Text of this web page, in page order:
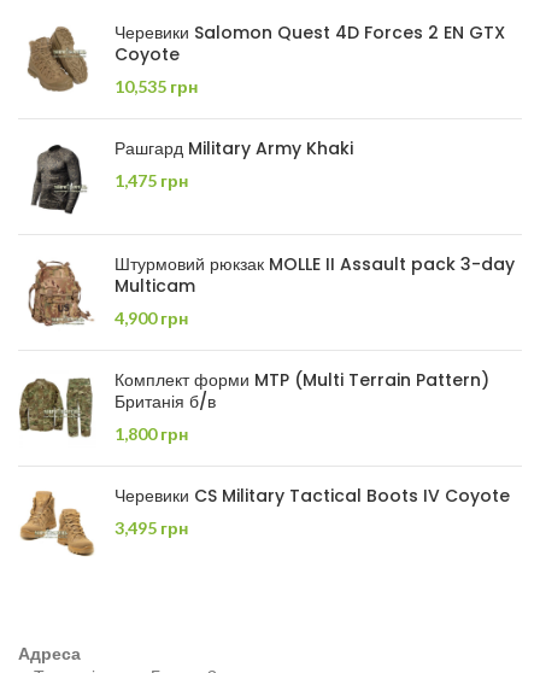
Черевики Salomon Quest 4D Forces 2 EN GTX
Coyote
10,535 грн
Рашгард Military Army Khaki
1,475 грн
Штурмовий рюкзак MOLLE II Assault pack 3-day
Multicam
4,900грн
Комплект форми MTP (Multi Terrain Pattern)
Британія б/в
1,800грн
Черевики CS Military Tactical Boots IV Coyote
3,495 грн
Адреса